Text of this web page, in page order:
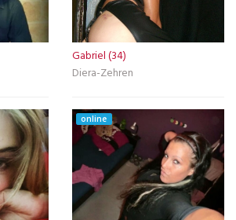
Gabriel (34)
Diera-Zehren
online